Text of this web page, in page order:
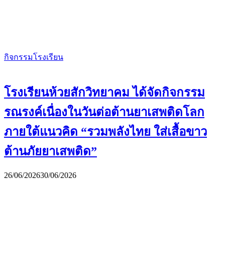
กิจกรรมโรงเรียน
โรงเรียนห้วยสักวิทยาคม ได้จัดกิจกรรม
รณรงค์เนื่องในวันต่อต้านยาเสพติดโลก
ภายใต้แนวคิด “รวมพลังไทย ใส่เสื้อขาว
ต้านภัยยาเสพติด”
26/06/202630/06/2026